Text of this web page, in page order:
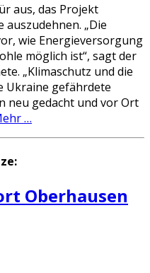
aus, das Projekt
auszudehnen. „Die
wie Energieversorgung
möglich ist“, sagt der
„Klimaschutz und die
Ukraine gefährdete
neu gedacht und vor Ort
…
Oberhausen